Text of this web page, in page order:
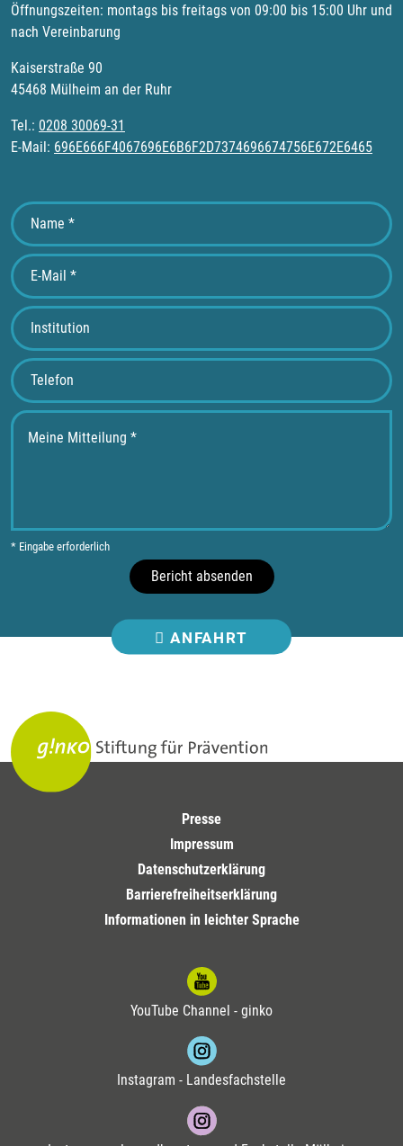
Öffnungszeiten: montags bis freitags von 09:00 bis 15:00 Uhr und
nach Vereinbarung
Kaiserstraße 90
45468 Mülheim an der Ruhr
Tel.: 0208 30069-31
E-Mail: 696E666F4067696E6B6F2D7374696674756E672E6465
* Eingabe erforderlich
Bericht absenden
ANFAHRT
Presse
Impressum
Datenschutzerklärung
Barrierefreiheitserklärung
Informationen in leichter Sprache
YouTube Channel - ginko
Instagram - Landesfachstelle